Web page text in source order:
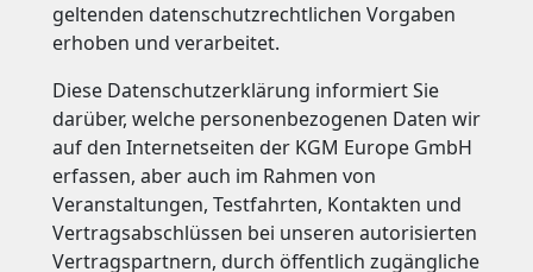
geltenden datenschutzrechtlichen Vorgaben
erhoben und verarbeitet.
Diese Datenschutzerklärung informiert Sie
darüber, welche personenbezogenen Daten wir
auf den Internetseiten der KGM Europe GmbH
erfassen, aber auch im Rahmen von
Veranstaltungen, Testfahrten, Kontakten und
Vertragsabschlüssen bei unseren autorisierten
Vertragspartnern, durch öffentlich zugängliche